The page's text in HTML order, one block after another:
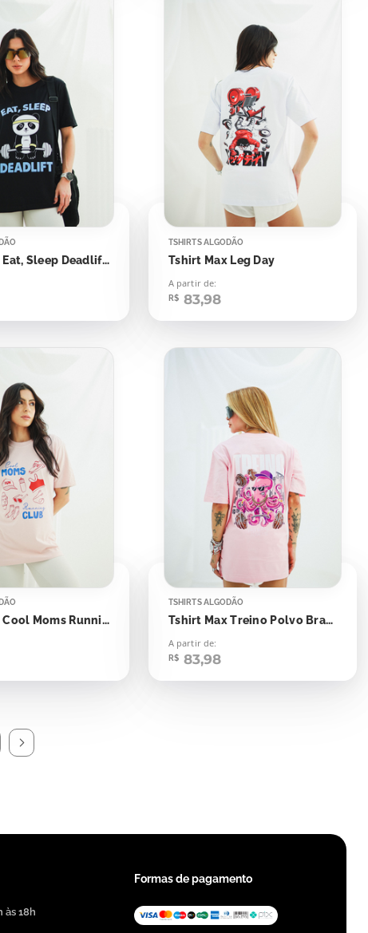
Tshirt Max Eat, Sleep Deadlift Urso Panda
TSHIRTS ALGODÃO
Tshirt Max Leg Day
A partir de:
R$ 83,98
Tshirt Max Cool Moms Running Club
TSHIRTS ALGODÃO
Tshirt Max Treino Polvo Braço ou Perna?
A partir de:
R$ 83,98
às 18h
Formas de pagamento